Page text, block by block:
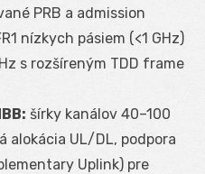
PRB a admission
nízkych pásiem (<1 GHz)
s rozšíreným TDD frame
šírky kanálov 40–100
alokácia UL/DL, podpora
Uplink) pre